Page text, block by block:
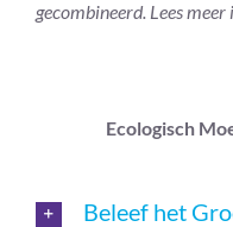
gecombineerd. Lees
Ecologisch
Beleef het